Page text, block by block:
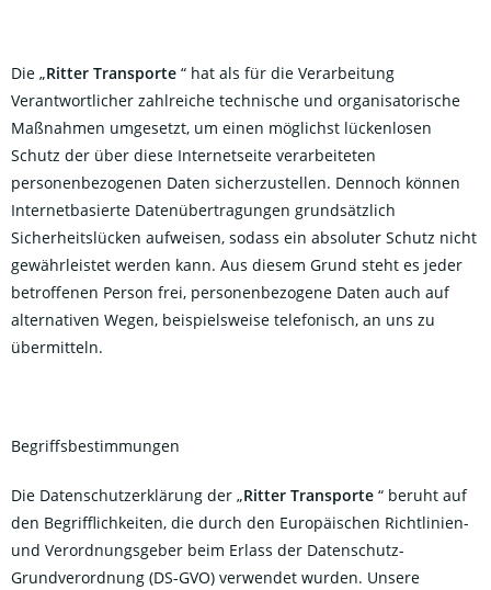
Die „Ritter Transporte “ hat als für die Verarbeitung
Verantwortlicher zahlreiche technische und organisatorische
Maßnahmen umgesetzt, um einen möglichst lückenlosen
Schutz der über diese Internetseite verarbeiteten
personenbezogenen Daten sicherzustellen. Dennoch können
Internetbasierte Datenübertragungen grundsätzlich
Sicherheitslücken aufweisen, sodass ein absoluter Schutz nicht
gewährleistet werden kann. Aus diesem Grund steht es jeder
betroffenen Person frei, personenbezogene Daten auch auf
alternativen Wegen, beispielsweise telefonisch, an uns zu
übermitteln.
Begriffsbestimmungen
Die Datenschutzerklärung der „Ritter Transporte “ beruht auf
den Begrifflichkeiten, die durch den Europäischen Richtlinien-
und Verordnungsgeber beim Erlass der Datenschutz-
Grundverordnung (DS-GVO) verwendet wurden. Unsere